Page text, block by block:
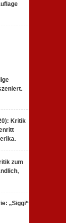
Kritik
zum
„Siggi“